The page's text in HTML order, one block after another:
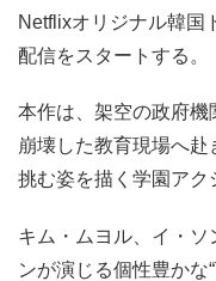
Netflixオリジナル韓国
配信をスタートする。
本作は、架空の政府機
崩壊した教育現場へ
挑む姿を描く学園アク
キム・ムヨル、イ・
ンが演じる個性豊かな